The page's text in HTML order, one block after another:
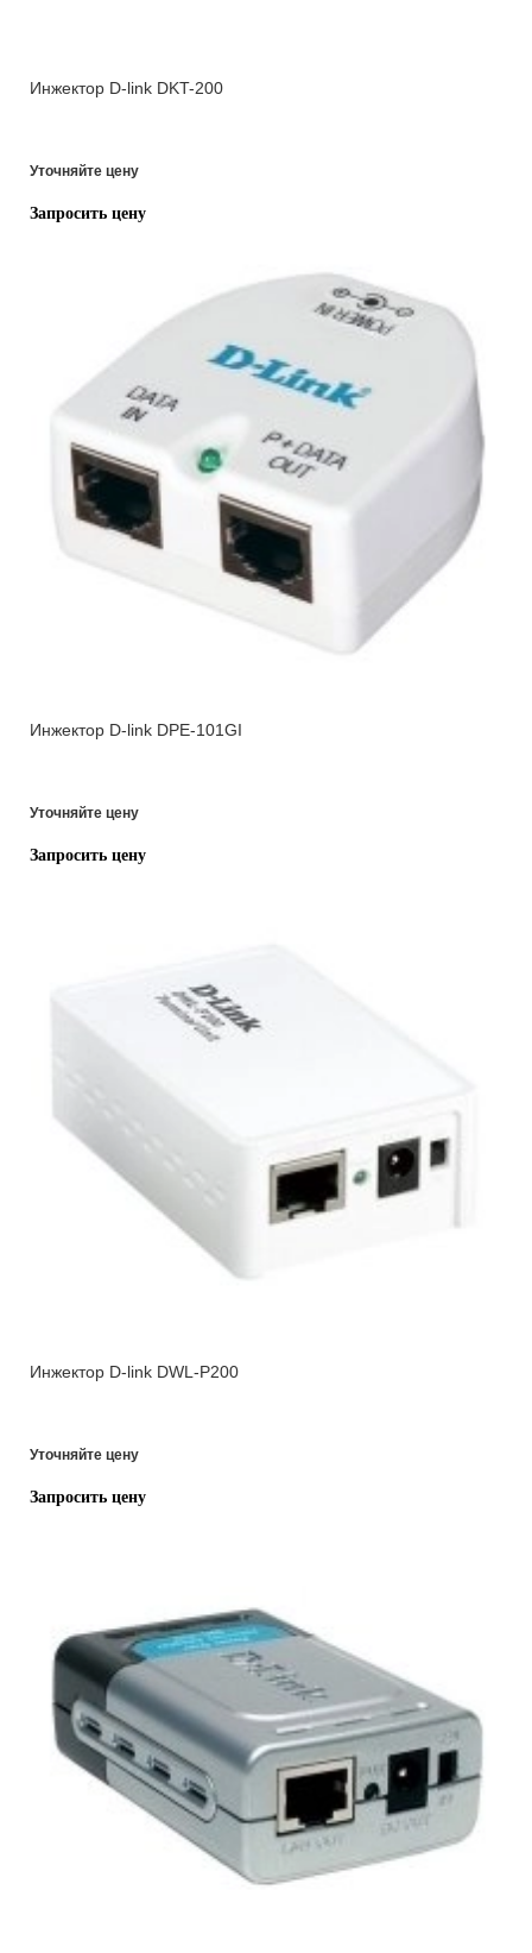
Инжектор D-link DKT-200
Уточняйте цену
Запросить цену
Инжектор D-link DPE-101GI
Уточняйте цену
Запросить цену
Инжектор D-link DWL-P200
Уточняйте цену
Запросить цену